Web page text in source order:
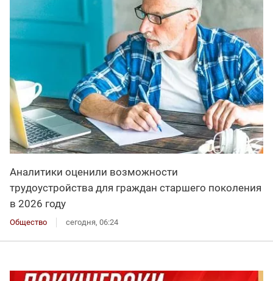
Аналитики оценили возможности
трудоустройства для граждан старшего поколения
в 2026 году
Общество сегодня, 06:24